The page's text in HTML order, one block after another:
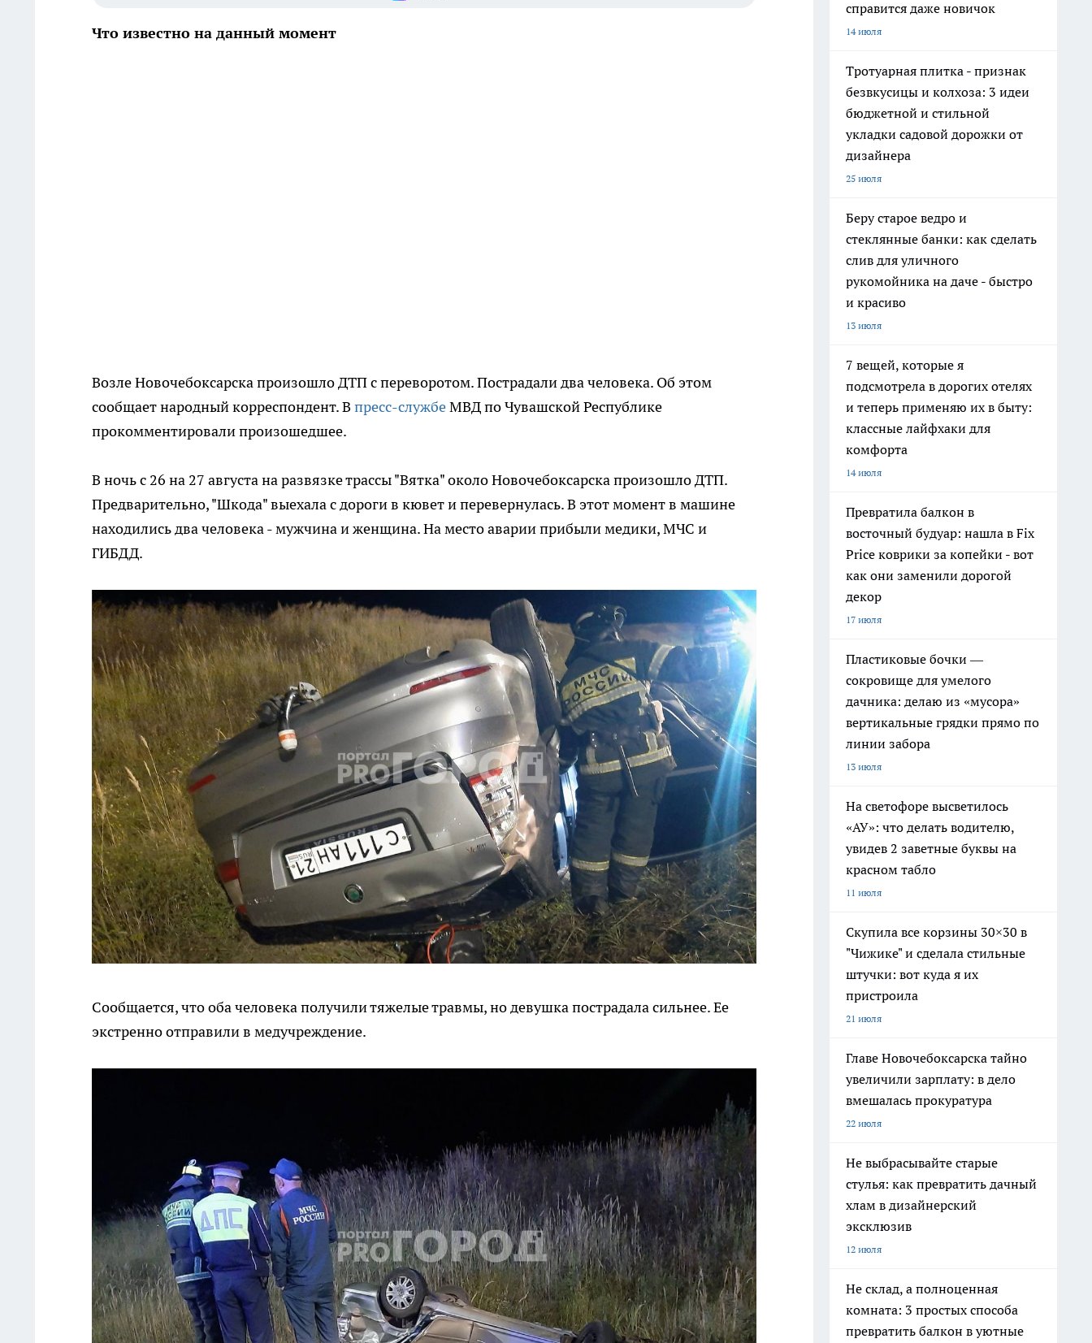
Что известно на данный момент
Возле Новочебоксарска произошло ДТП с переворотом. Пострадали два человека. Об этом
сообщает народный корреспондент. В пресс-службеМВД по Чувашской Республике
прокомментировали произошедшее.
В ночь с 26 на 27 августа на развязке трассы "Вятка" около Новочебоксарска произошло ДТП.
Предварительно, "Шкода" выехала с дороги в кювет и перевернулась. В этот момент в машине
находились два человека - мужчина и женщина. На место аварии прибыли медики, МЧС и
ГИБДД.
Сообщается, что оба человека получили тяжелые травмы, но девушка пострадала сильнее. Ее
экстренно отправили в медучреждение.
справится даже новичок
14 июля
Тротуарная плитка - признак
безвкусицы и колхоза: 3 идеи
бюджетной и стильной
укладки садовой дорожки от
дизайнера
25 июля
Беру старое ведро и
стеклянные банки: как сделать
слив для уличного
рукомойника на даче - быстро
и красиво
13 июля
7 вещей, которые я
подсмотрела в дорогих отелях
и теперь применяю их в быту:
классные лайфхаки для
комфорта
14 июля
Превратила балкон в
восточный будуар: нашла в Fix
Price коврики за копейки - вот
как они заменили дорогой
декор
17 июля
Пластиковые бочки —
сокровище для умелого
дачника: делаю из «мусора»
вертикальные грядки прямо по
линии забора
13 июля
На светофоре высветилось
«АУ»: что делать водителю,
увидев 2 заветные буквы на
красном табло
11 июля
Скупила все корзины 30×30 в
"Чижике" и сделала стильные
штучки: вот куда я их
пристроила
21 июля
Главе Новочебоксарска тайно
увеличили зарплату: в дело
вмешалась прокуратура
22 июля
Не выбрасывайте старые
стулья: как превратить дачный
хлам в дизайнерский
эксклюзив
12 июля
Не склад, а полноценная
комната: 3 простых способа
превратить балкон в уютные